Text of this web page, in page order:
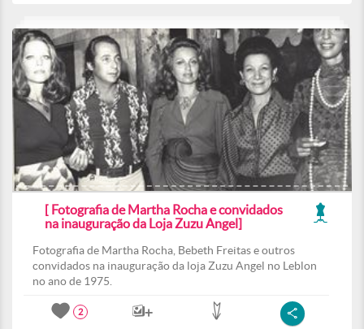
[ Fotografia de Martha Rocha e convidados
na inauguração da Loja Zuzu Angel]
Fotografia de Martha Rocha, Bebeth Freitas e outros
convidados na inauguração da loja Zuzu Angel no Leblon
no ano de 1975.
2